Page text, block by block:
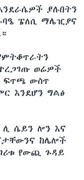
ያሉበትን
ፔለሲ ማሌዢያና
ወሬዎች
ፍጥጫ ውስጥ
እንደሆን ግልፅ
ሊ ሴይን ሎን እና
ከሌሎች
የውጪ ጉዳይ